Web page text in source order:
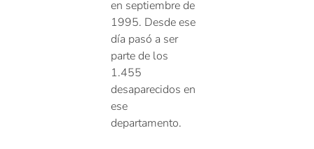
en septiembre de
1995. Desde ese
día pasó a ser
parte de los
1.455
desaparecidos en
ese
departamento.